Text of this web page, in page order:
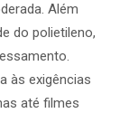
Além
do polietileno,
às exigências
até filmes